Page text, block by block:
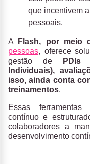
que incentivem
pessoais.
A Flash, por meio
pessoas, oferece
gestão de
PDIs
Individuais),
isso, ainda conta
treinamentos.
Essas ferramentas
contínuo e
colaboradores a
desenvolvimento